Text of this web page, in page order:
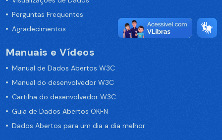
Perguntas Frequentes
Agradecimentos
Manuais e Vídeos
Manual de Dados Abertos W3C
Manual do desenvolvedor W3C
Cartilha do desenvolvedor W3C
Guia de Dados Abertos OKFN
Dados Abertos para um dia a dia melhor